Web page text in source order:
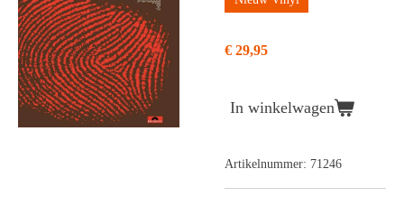
€ 29,95
In winkelwagen
Artikelnummer: 71246